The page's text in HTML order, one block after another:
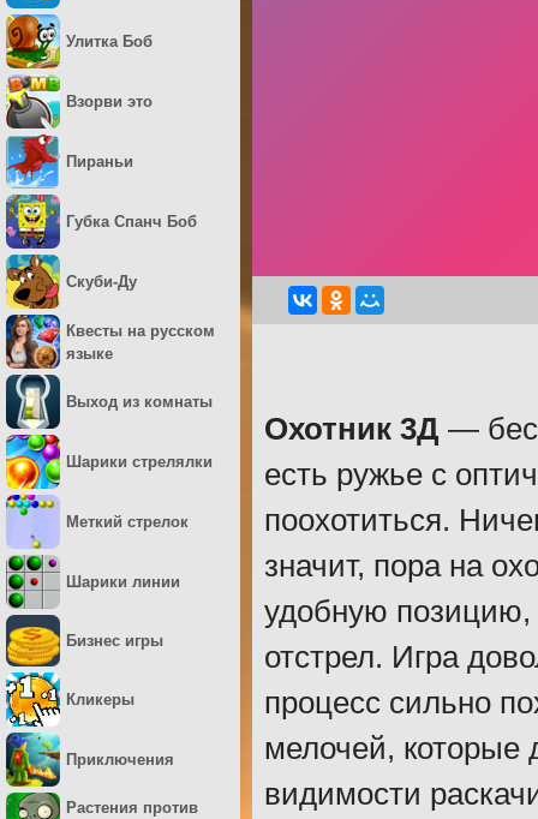
Охотник 3Д —
есть ружье с
поохотиться.
значит, пора на
удобную позицию,
отстрел. Игра
процесс сильно
мелочей, которые
видимости
Улитка Боб
Взорви это
Пираньи
Губка Спанч Боб
Скуби-Ду
Квесты на русском
языке
Выход из комнаты
Шарики стрелялки
Меткий стрелок
Шарики линии
Бизнес игры
Кликеры
Приключения
Растения против